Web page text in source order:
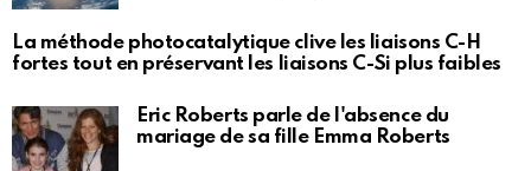
La méthode photocatalytique clive les liaisons C-H
fortes tout en préservant les liaisons C-Si plus faibles
Eric Roberts parle de l'absence du
mariage de sa fille Emma Roberts